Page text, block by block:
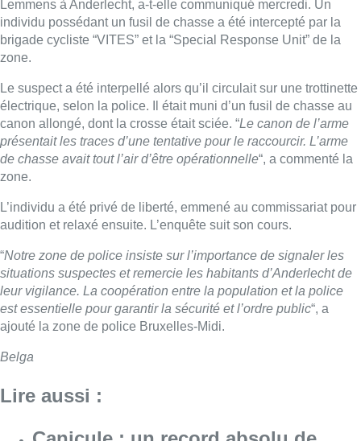
Lemmens à Anderlecht, a-t-elle communiqué mercredi. Un
individu possédant un fusil de chasse a été intercepté par la
brigade cycliste “VITES” et la “Special Response Unit” de la
zone.
Le suspect a été interpellé alors qu’il circulait sur une trottinette
électrique, selon la police. Il était muni d’un fusil de chasse au
canon allongé, dont la crosse était sciée. “Le canon de l’arme
présentait les traces d’une tentative pour le raccourcir. L’arme
de chasse avait tout l’air d’être opérationnelle“, a commenté la
zone.
L’individu a été privé de liberté, emmené au commissariat pour
audition et relaxé ensuite. L’enquête suit son cours.
“Notre zone de police insiste sur l’importance de signaler les
situations suspectes et remercie les habitants d’Anderlecht de
leur vigilance. La coopération entre la population et la police
est essentielle pour garantir la sécurité et l’ordre public“, a
ajouté la zone de police Bruxelles-Midi.
Belga
Lire aussi :